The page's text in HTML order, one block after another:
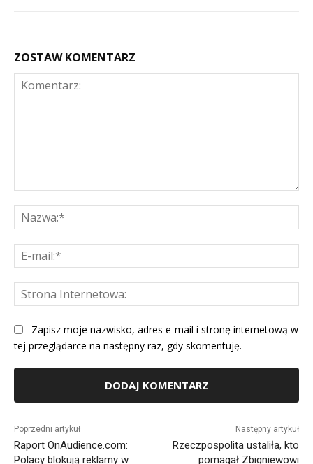
ZOSTAW KOMENTARZ
Zapisz moje nazwisko, adres e-mail i stronę internetową w
tej przeglądarce na następny raz, gdy skomentuję.
Poprzedni artykuł
Raport OnAudience.com:
Polacy blokują reklamy w
Następny artykuł
Rzeczpospolita ustaliła, kto
pomagał Zbigniewowi